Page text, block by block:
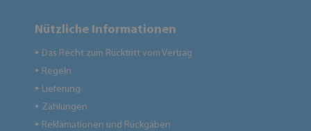
Nützliche Informationen
● Das Recht zum Rücktritt vom Vertrag
● Regeln
● Lieferung
● Zahlungen
● Reklamationen und Rückgaben